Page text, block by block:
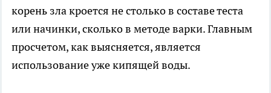
корень зла кроется не столько в составе теста
или начинки, сколько в методе варки. Главным
просчетом, как выясняется, является
использование уже кипящей воды.